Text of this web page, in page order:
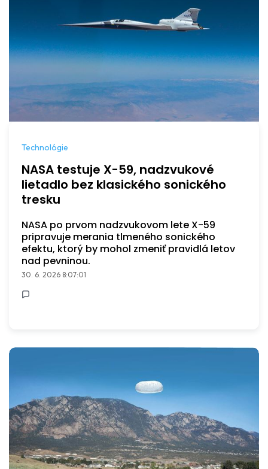
Technológie
NASA testuje X-59, nadzvukové
lietadlo bez klasického sonického
tresku
NASA po prvom nadzvukovom lete X-59
pripravuje merania tlmeného sonického
efektu, ktorý by mohol zmeniť pravidlá letov
nad pevninou.
30. 6. 2026 8:07:01